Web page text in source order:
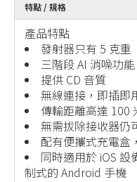
特點 / 規格
產品特點
發射器只有 5 克重
三階段 AI 消噪功能
提供 CD 音質
無線連接，即插即
傳輸距離高達 100
無需拔除接收器仍
配有便攜式充電盒
同時適用於 iOS 設
制式的 Android 手機